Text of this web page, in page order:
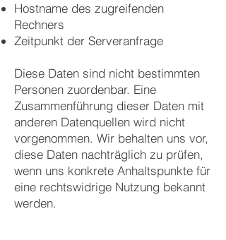
Hostname des zugreifenden
Rechners
Zeitpunkt der Serveranfrage
Diese Daten sind nicht bestimmten
Personen zuordenbar. Eine
Zusammenführung dieser Daten mit
anderen Datenquellen wird nicht
vorgenommen. Wir behalten uns vor,
diese Daten nachträglich zu prüfen,
wenn uns konkrete Anhaltspunkte für
eine rechtswidrige Nutzung bekannt
werden.